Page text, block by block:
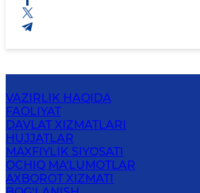
VAZIRLIK HAQIDA
FAOLIYAT
DAVLAT XIZMATLARI
HUJJATLAR
MAXFIYLIK SIYOSATI
OCHIQ MA'LUMOTLAR
AXBOROT XIZMATI